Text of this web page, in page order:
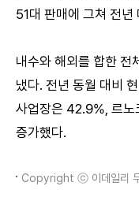
51대 판매에 그쳐 전
내수와 해외를 합한 전
냈다. 전년 동월 대비
사업장은 42.9%, 르
증가했다.
Copyright ⓒ 이데일리 무